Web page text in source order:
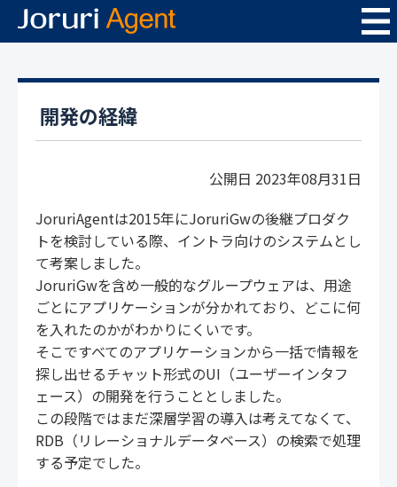
開発の経緯
公開日 2023年08月31日
JoruriAgentは2015年にJoruriGwの後継プロダク
トを検討している際、イントラ向けのシステムとし
て考案しました。
JoruriGwを含め一般的なグループウェアは、用途
ごとにアプリケーションが分かれており、どこに何
を入れたのかがわかりにくいです。
そこですべてのアプリケーションから一括で情報を
探し出せるチャット形式のUI（ユーザーインタフ
ェース）の開発を行うこととしました。
この段階ではまだ深層学習の導入は考えてなくて、
RDB（リレーショナルデータベース）の検索で処理
する予定でした。